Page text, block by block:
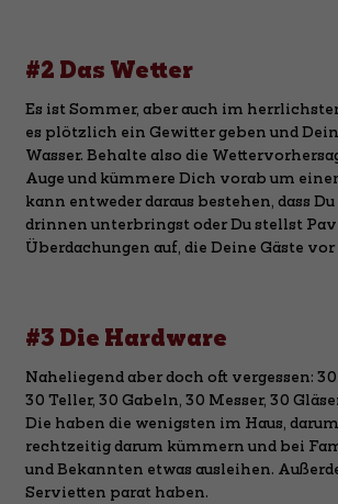
#2 Das Wetter
Es ist Sommer, aber auch im
es plötzlich ein Gewitter geben und
Wasser. Behalte also die
Auge und kümmere Dich vorab um
kann entweder daraus bestehen, dass
drinnen unterbringst oder Du stellst
Überdachungen auf, die Deine Gäste
#3 Die Hardware
Naheliegend aber doch oft vergessen:
30 Teller, 30 Gabeln, 30 Messer, 30
Die haben die wenigsten im Haus,
rechtzeitig darum kümmern und bei
und Bekannten etwas ausleihen.
Servietten parat haben.